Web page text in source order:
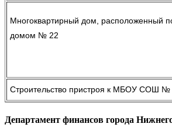
Многоквартирный дом, расположенный
домом № 22
Строительство пристроя к МБОУ СОШ №
Департамент финансов города